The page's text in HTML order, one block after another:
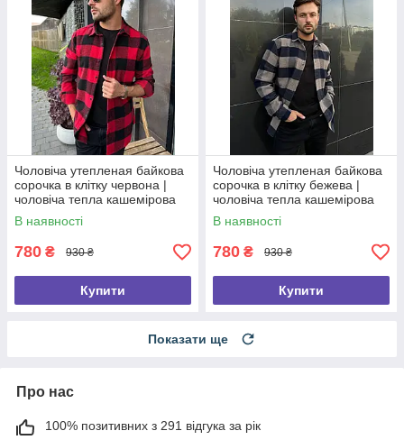
Чоловіча утепленая байкова
сорочка в клітку червона |
чоловіча тепла кашемірова
сорочка Туреччина 1060
В наявності
780 ₴ 930 ₴
Купити
Чоловіча утепленая байкова
сорочка в клітку бежева |
чоловіча тепла кашемірова
сорочка Туреччина 1115
В наявності
780 ₴ 930 ₴
Купити
Показати ще
Про нас
100% позитивних з 291 відгука за рік